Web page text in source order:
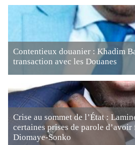
Contentieux douanier : Khadim
transaction avec les Douanes
Crise au sommet de l’État :
certaines prises de parole
Diomaye-Sonko